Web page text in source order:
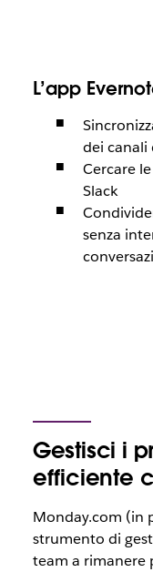
L’app
dei canali
Cercare
Slack
senza
Gestisci i
efficiente
Monday.com (in
strumento di
team a